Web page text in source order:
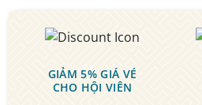
GIẢM 5% GIÁ VÉ
CHO HỘI VIÊN